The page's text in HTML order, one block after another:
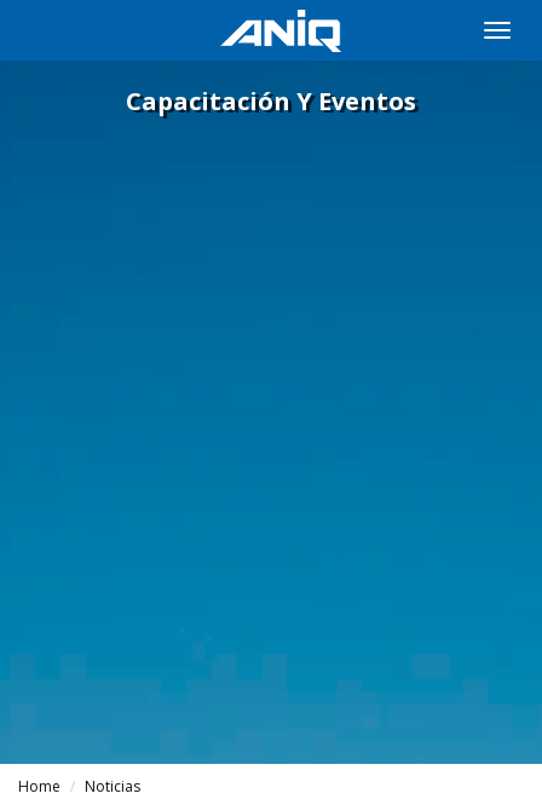
Toggle
Capacitación Y Eventos
Home
Noticias